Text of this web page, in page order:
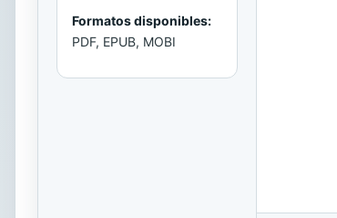
Formatos disponibles:
PDF, EPUB, MOBI